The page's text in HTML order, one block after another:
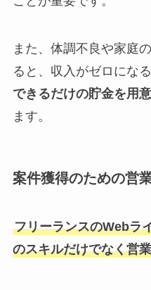
また、体調不良や家庭
ると、収入がゼロにな
できるだけの貯金を用
ます。
案件獲得のための営
フリーランスのWebラ
のスキルだけでなく営